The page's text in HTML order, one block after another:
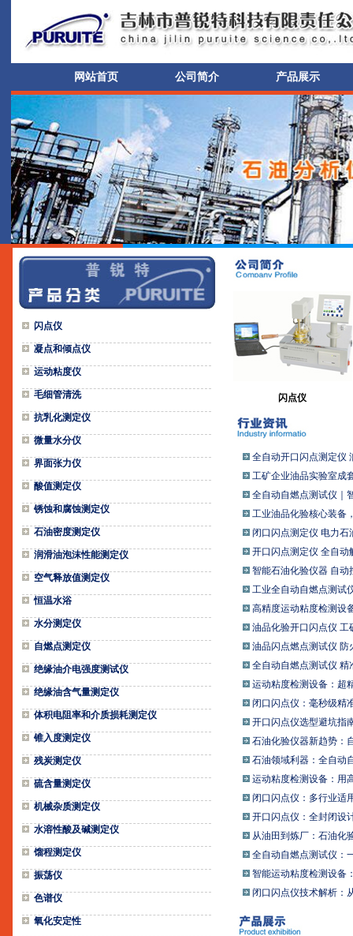
网站首页 公司简介 产品展示
闪点仪
凝点和倾点仪
运动粘度仪
毛细管清洗
抗乳化测定仪
微量水分仪
界面张力仪
酸值测定仪
锈蚀和腐蚀测定仪
石油密度测定仪
润滑油泡沫性能测定仪
空气释放值测定仪
恒温水浴
水分测定仪
自燃点测定仪
绝缘油介电强度测试仪
绝缘油含气量测定仪
体积电阻率和介质损耗测定仪
锥入度测定仪
残炭测定仪
硫含量测定仪
机械杂质测定仪
水溶性酸及碱测定仪
馏程测定仪
振荡仪
色谱仪
氧化安定性
闪点仪
全自动开口闪点测定仪
工矿企业油品实验室成
全自动自燃点测试仪｜
工业油品化验核心装备
闭口闪点测定仪 电力石
开口闪点测定仪 全自动
智能石油化验仪器 自动
工业全自动自燃点测试
高精度运动粘度检测设
油品化验开口闪点仪
油品闪点燃点测试仪 防
全自动自燃点测试仪 精
运动粘度检测设备：超
闭口闪点仪：毫秒级精
开口闪点仪选型避坑指
石油化验仪器新趋势：
石油领域利器：全自动
运动粘度检测设备：用
闭口闪点仪：多行业适
开口闪点仪：全封闭设
从油田到炼厂：石油化
全自动自燃点测试仪：
智能运动粘度检测设备
闭口闪点仪技术解析：